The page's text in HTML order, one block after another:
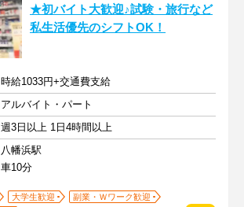
★初バイト大歓迎♪試験・旅行など
私生活優先のシフトOK！
時給1033円+交通費支給
アルバイト・パート
週3日以上 1日4時間以上
八幡浜駅
車10分
大学生歓迎
副業・Ｗワーク歓迎